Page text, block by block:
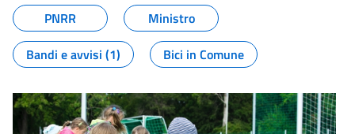
PNRR
Ministro
Bandi e avvisi (1)
Bici in Comune